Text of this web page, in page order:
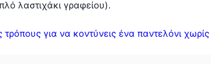
λαστιχάκι γραφείου).
για να κοντύνεις ένα παντελόνι